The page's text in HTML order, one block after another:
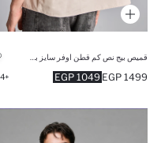
1049 EGP 1499 EGP
+4